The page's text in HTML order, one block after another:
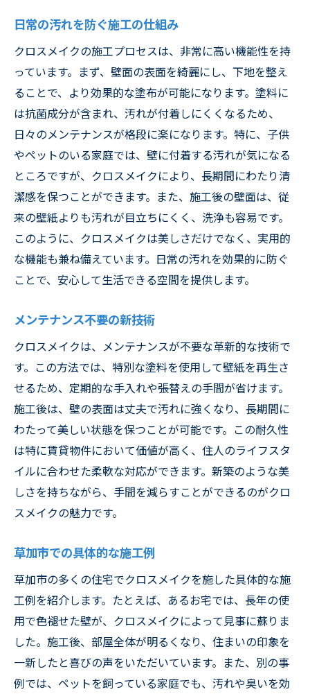
日常の汚れを防ぐ施工の仕組み
クロスメイクの施工プロセスは、非常に高い機能性を持
っています。まず、壁面の表面を綺麗にし、下地を整え
ることで、より効果的な塗布が可能になります。塗料に
は抗菌成分が含まれ、汚れが付着しにくくなるため、
日々のメンテナンスが格段に楽になります。特に、子供
やペットのいる家庭では、壁に付着する汚れが気になる
ところですが、クロスメイクにより、長期間にわたり清
潔感を保つことができます。また、施工後の壁面は、従
来の壁紙よりも汚れが目立ちにくく、洗浄も容易です。
このように、クロスメイクは美しさだけでなく、実用的
な機能も兼ね備えています。日常の汚れを効果的に防ぐ
ことで、安心して生活できる空間を提供します。
メンテナンス不要の新技術
クロスメイクは、メンテナンスが不要な革新的な技術で
す。この方法では、特別な塗料を使用して壁紙を再生さ
せるため、定期的な手入れや張替えの手間が省けます。
施工後は、壁の表面は丈夫で汚れに強くなり、長期間に
わたって美しい状態を保つことが可能です。この耐久性
は特に賃貸物件において価値が高く、住人のライフスタ
イルに合わせた柔軟な対応ができます。新築のような美
しさを持ちながら、手間を減らすことができるのがクロ
スメイクの魅力です。
草加市での具体的な施工例
草加市の多くの住宅でクロスメイクを施した具体的な施
工例を紹介します。たとえば、あるお宅では、長年の使
用で色褪せた壁が、クロスメイクによって見事に蘇りま
した。施工後、部屋全体が明るくなり、住まいの印象を
一新したと喜びの声をいただいています。また、別の事
例では、ペットを飼っている家庭でも、汚れや臭いを効